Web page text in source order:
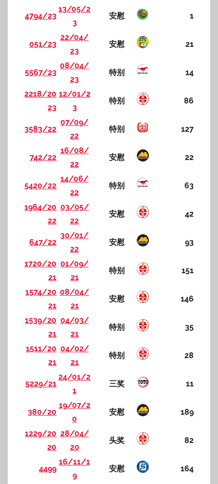
4794/23
13/05/2
3
安慰 1
051/23
22/04/
23
安慰 21
5567/23
08/04/
23
特别 14
2218/20
23
12/01/2
3
特别 86
3583/22
07/09/
22
特别 127
742/22
16/08/
22
安慰 22
5420/22
14/06/
22
特别 63
1964/20
22
03/05/
22
安慰 42
647/22
30/01/
22
安慰 93
1720/20
21
01/09/
21
特别 151
1574/20
21
08/04/
21
安慰 146
1539/20
21
04/03/
21
特别 35
1511/20
21
04/02/
21
特别 28
5229/21
24/01/2
1
三奖 11
380/20
19/07/2
0
安慰 189
1229/20
20
28/04/
20
头奖 82
4499
16/11/1
9
安慰 164